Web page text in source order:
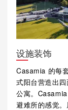
设施装饰
Casamia 的每
式阳台营造出
公寓。
避难所的感觉